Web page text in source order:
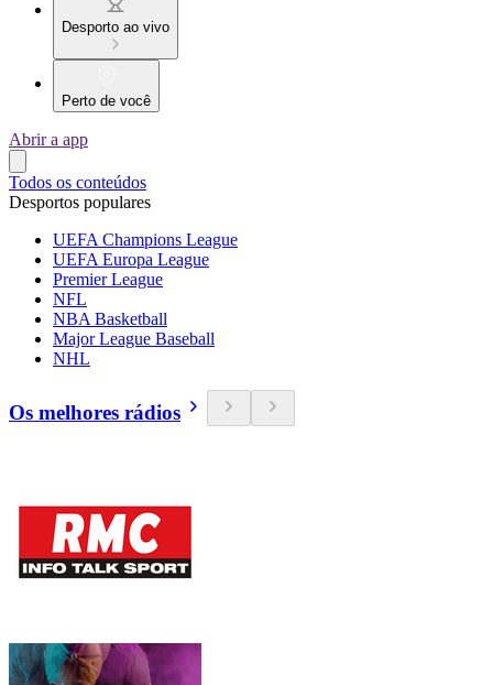
Desporto ao vivo
Perto de você
Abrir a app
Todos os conteúdos
Desportos populares
UEFA Champions League
UEFA Europa League
Premier League
NFL
NBA Basketball
Major League Baseball
NHL
Os melhores rádios